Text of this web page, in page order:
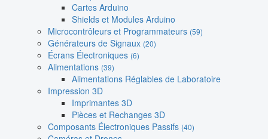
Cartes Arduino
Shields et Modules Arduino
Microcontrôleurs et Programmateurs (59)
Générateurs de Signaux (20)
Écrans Électroniques (6)
Alimentations (39)
Alimentations Réglables de Laboratoire
Impression 3D
Imprimantes 3D
Pièces et Rechanges 3D
Composants Électroniques Passifs (40)